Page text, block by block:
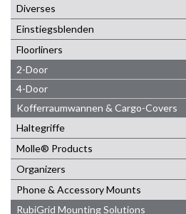
Diverses
Einstiegsblenden
Floorliners
2-Door
4-Door
Kofferraumwannen & Cargo-Covers
Haltegriffe
Molle® Products
Organizers
Phone & Accessory Mounts
RubiGrid Mounting Solutions